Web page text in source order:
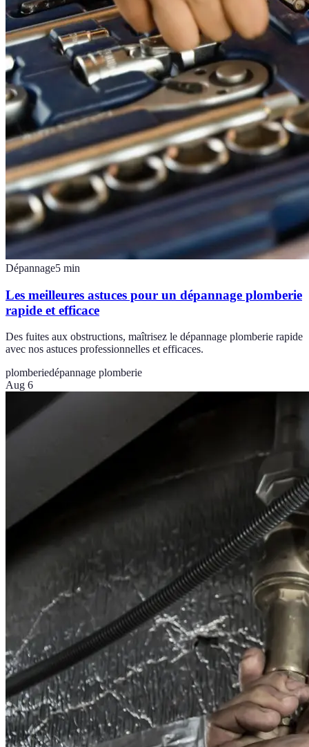
Dépannage5 min
Les meilleures astuces pour un dépannage plomberie
rapide et efficace
Des fuites aux obstructions, maîtrisez le dépannage plomberie rapide
avec nos astuces professionnelles et efficaces.
plomberiedépannage plomberie
Aug 6